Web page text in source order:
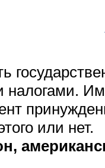
или нет.